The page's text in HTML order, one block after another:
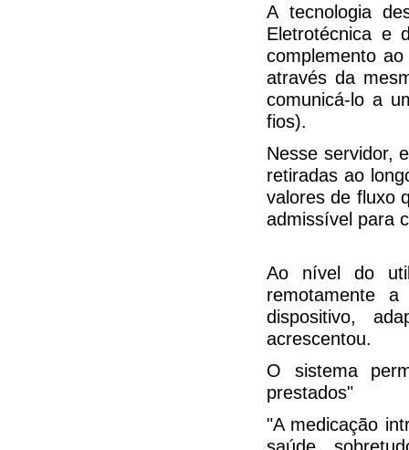
A tecnologia
Eletrotécnica e
complemento
através da
comunicá-lo a
fios).
Nesse servidor,
retiradas ao
valores de fluxo
admissível para
Ao nível do
remotamente
dispositivo,
acrescentou.
O sistema
prestados"
"A medicação